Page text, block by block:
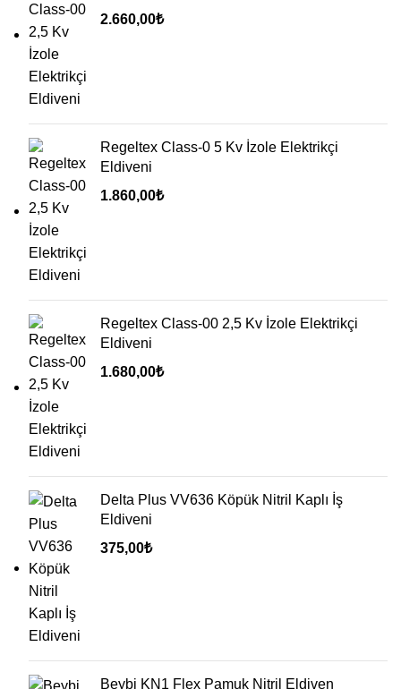
2.660,00₺
Regeltex Class-0 5 Kv İzole Elektrikçi
Eldiveni
1.860,00₺
Regeltex Class-00 2,5 Kv İzole Elektrikçi
Eldiveni
1.680,00₺
Delta Plus VV636 Köpük Nitril Kaplı İş
Eldiveni
375,00₺
Beybi KN1 Flex Pamuk Nitril Eldiven